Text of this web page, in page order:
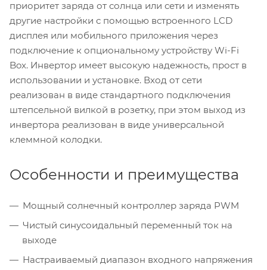
приоритет заряда от солнца или сети и изменять
другие настройки с помощью встроенного LCD
дисплея или мобильного приложения через
подключение к опциональному устройству Wi-Fi
Box. Инвертор имеет высокую надежность, прост в
использовании и установке. Вход от сети
реализован в виде стандартного подключения
штепсельной вилкой в розетку, при этом выход из
инвертора реализован в виде универсальной
клеммной колодки.
Особенности и преимущества
Мощный солнечный контроллер заряда PWM
Чистый синусоидальный переменный ток на
выходе
Настраиваемый диапазон входного напряжения